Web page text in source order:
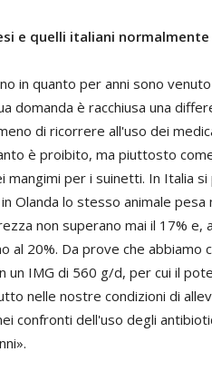
e quelli italiani
in quanto per anni sono
domanda è racchiusa una
di ricorrere all'uso dei
è proibito, ma piuttosto
per i suinetti. In Italia
Olanda lo stesso animale pesa
non superano mai il 17% e,
al 20%. Da prove che abbiamo
un IMG di 560 g/d, per cui il
nelle nostre condizioni di
confronti dell'uso degli